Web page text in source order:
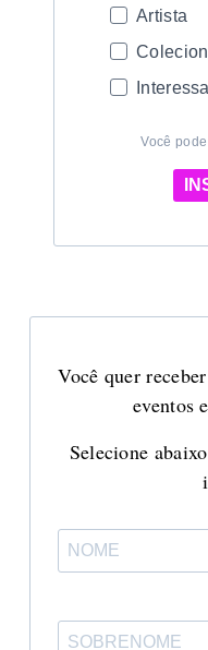
Artista
Você
Você quer
eventos
Selecione